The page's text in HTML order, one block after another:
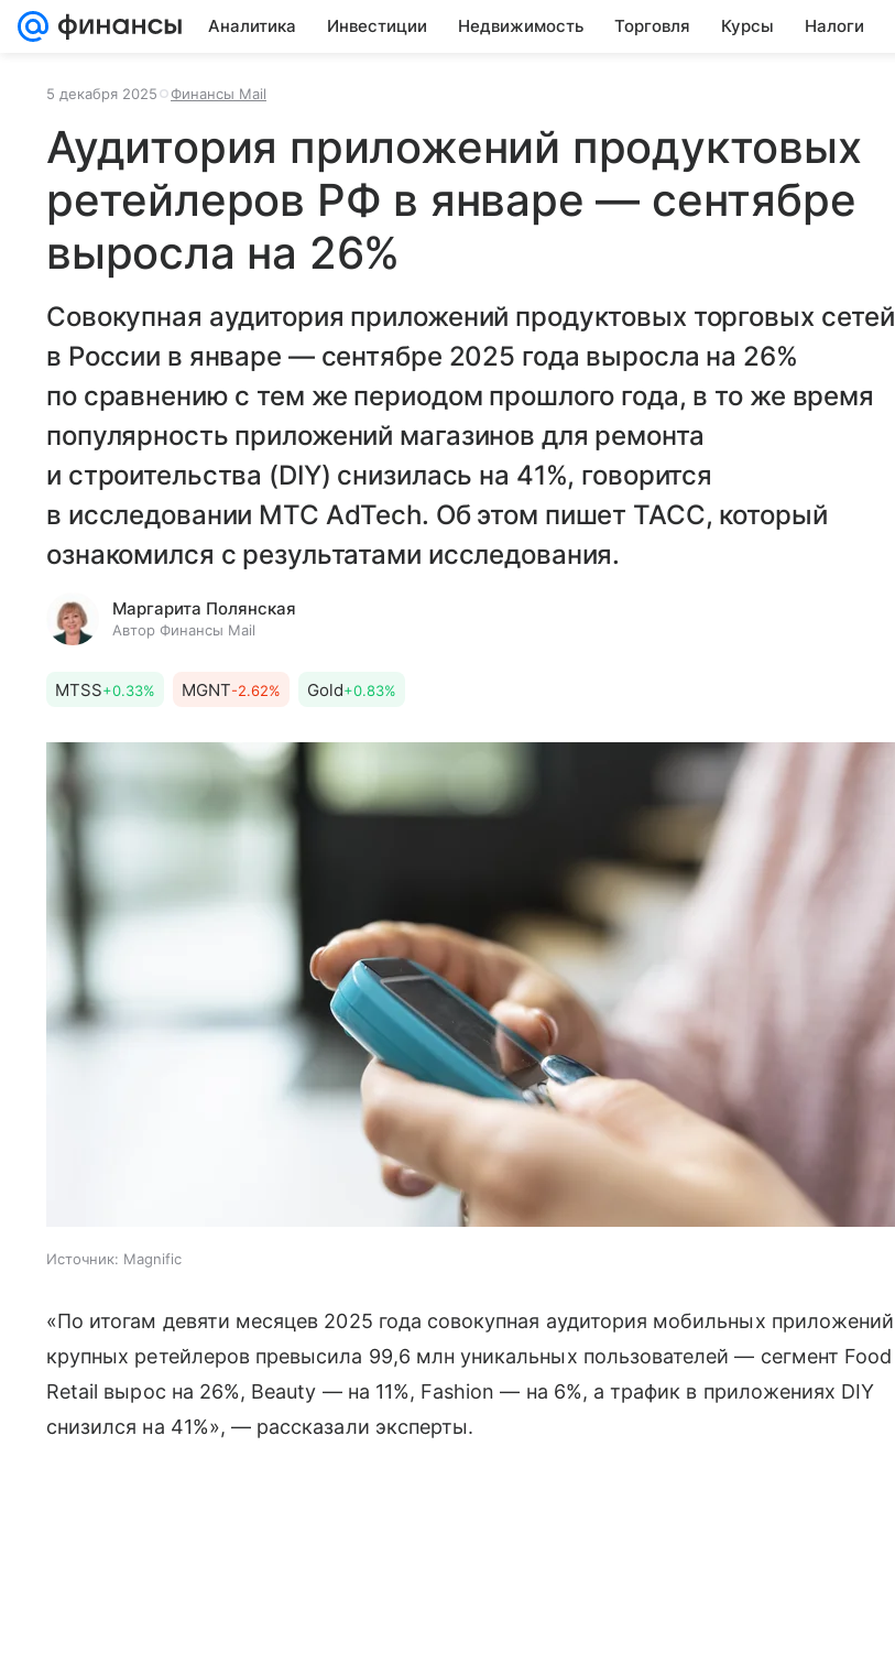
Аналитика Инвестиции Недвижимость Торговля Курсы Налоги
5 декабря 2025 Финансы Mail
Аудитория приложений продуктовых
ретейлеров РФ в январе — сентябре
выросла на 26%
Совокупная аудитория приложений продуктовых торговых сетей
в России в январе — сентябре 2025 года выросла на 26%
по сравнению с тем же периодом прошлого года, в то же время
популярность приложений магазинов для ремонта
и строительства (DIY) снизилась на 41%, говорится
в исследовании МТС AdTech. Об этом пишет ТАСС, который
ознакомился с результатами исследования.
Маргарита Полянская
Автор Финансы Mail
MTSS+0.33% MGNT-2.62% Gold+0.83%
Источник: Magnific
«По итогам девяти месяцев 2025 года совокупная аудитория мобильных приложений
крупных ретейлеров превысила 99,6 млн уникальных пользователей — сегмент Food
Retail вырос на 26%, Beauty — на 11%, Fashion — на 6%, а трафик в приложениях DIY
снизился на 41%», — рассказали эксперты.